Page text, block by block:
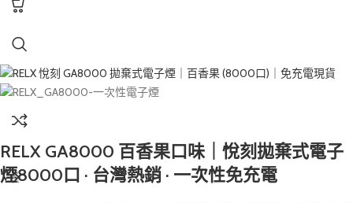
RELX GA8000 百香果口味｜悅刻拋棄式電子
煙8000口 · 台灣熱銷 · 一次性免充電